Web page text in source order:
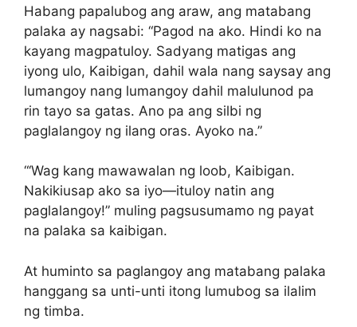
Habang papalubog ang araw, ang matabang
palaka ay nagsabi: “Pagod na ako. Hindi ko na
kayang magpatuloy. Sadyang matigas ang
iyong ulo, Kaibigan, dahil wala nang saysay ang
lumangoy nang lumangoy dahil malulunod pa
rin tayo sa gatas. Ano pa ang silbi ng
paglalangoy ng ilang oras. Ayoko na.”
“‘Wag kang mawawalan ng loob, Kaibigan.
Nakikiusap ako sa iyo—ituloy natin ang
paglalangoy!” muling pagsusumamo ng payat
na palaka sa kaibigan.
At huminto sa paglangoy ang matabang palaka
hanggang sa unti-unti itong lumubog sa ilalim
ng timba.